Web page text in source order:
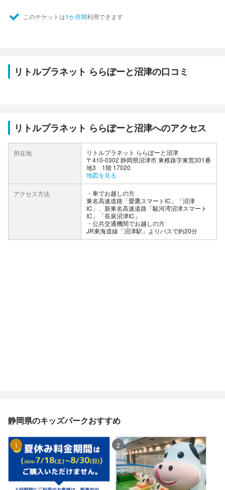
このチケットは1か月間利用できます
リトルプラネット ららぽーと沼津の口コミ
リトルプラネット ららぽーと沼津へのアクセス
所在地
リトルプラネット ららぽーと沼津
〒410-0302 静岡県沼津市 東椎路字東荒301番
地3 1階 17020
地図を見る
アクセス方法
車でお越しの方
東名高速道路「愛鷹スマートIC」「沼津
IC」、新東名高速道路「駿河湾沼津スマート
IC」「長泉沼津IC」
公共交通機関でお越しの方
JR東海道線「沼津駅」よりバスで約20分
静岡県のキッズパークおすすめ
1位 2位